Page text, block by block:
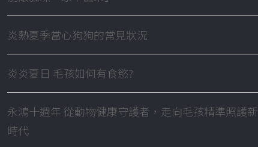
炎熱夏季當心狗狗的常見狀況
炎炎夏日 毛孩如何有食慾?
永鴻十週年 從動物健康守護者，走向毛孩精準照護新
時代